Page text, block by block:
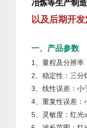
冶炼等生产制
以及后期开
一、产品参数
1、量程及分辨率
2、稳定性：三分
3、线性误差：小
4、重复性误差：
5、灵敏度：红